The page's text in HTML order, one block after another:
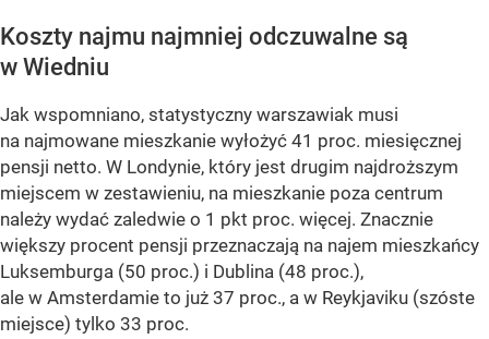
Koszty najmu najmniej odczuwalne są
w Wiedniu
Jak wspomniano, statystyczny warszawiak musi
na najmowane mieszkanie wyłożyć 41 proc. miesięcznej
pensji netto. W Londynie, który jest drugim najdroższym
miejscem w zestawieniu, na mieszkanie poza centrum
należy wydać zaledwie o 1 pkt proc. więcej. Znacznie
większy procent pensji przeznaczają na najem mieszkańcy
Luksemburga (50 proc.) i Dublina (48 proc.),
ale w Amsterdamie to już 37 proc., a w Reykjaviku (szóste
miejsce) tylko 33 proc.